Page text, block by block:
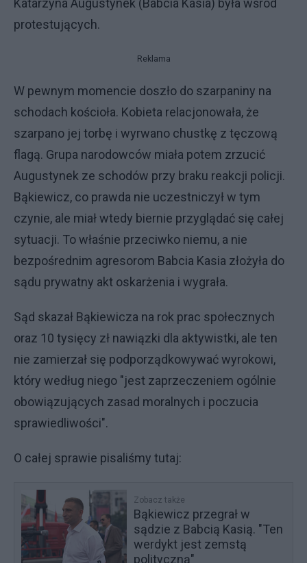
Katarzyna Augustynek (Babcia Kasia) była wśród
protestujących.
Reklama
W pewnym momencie doszło do szarpaniny na
schodach kościoła. Kobieta relacjonowała, że
szarpano jej torbę i wyrwano chustkę z tęczową
flagą. Grupa narodowców miała potem zrzucić
Augustynek ze schodów przy braku reakcji policji.
Bąkiewicz, co prawda nie uczestniczył w tym
czynie, ale miał wtedy biernie przyglądać się całej
sytuacji. To właśnie przeciwko niemu, a nie
bezpośrednim agresorom Babcia Kasia złożyła do
sądu prywatny akt oskarżenia i wygrała.
Sąd skazał Bąkiewicza na rok prac społecznych
oraz 10 tysięcy zł nawiązki dla aktywistki, ale ten
nie zamierzał się podporządkowywać wyrokowi,
który według niego "jest zaprzeczeniem ogólnie
obowiązujących zasad moralnych i poczucia
sprawiedliwości".
O całej sprawie pisaliśmy tutaj:
Zobacz także
Bąkiewicz przegrał w
sądzie z Babcią Kasią. "Ten
werdykt jest zemstą
polityczną"